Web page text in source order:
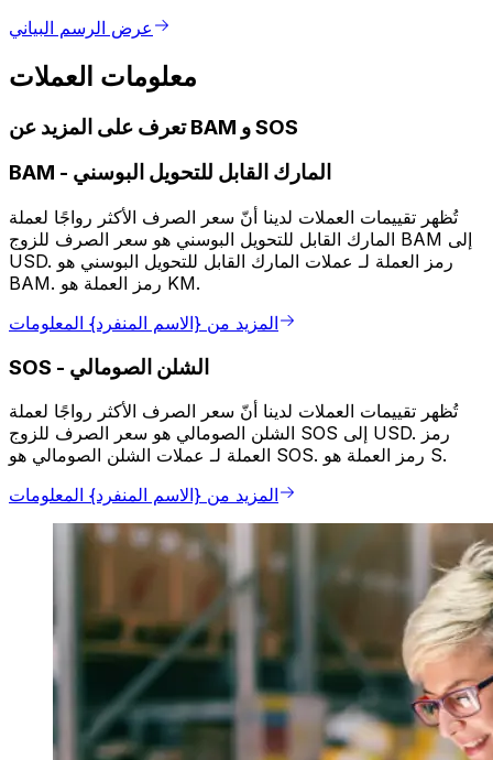
عرض الرسم البياني
معلومات العملات
تعرف على المزيد عن BAM و SOS
BAM - المارك القابل للتحويل البوسني
تُظهر تقييمات العملات لدينا أنّ سعر الصرف الأكثر رواجًا لعملة
المارك القابل للتحويل البوسني هو سعر الصرف للزوج BAM إلى
USD. رمز العملة لـ عملات المارك القابل للتحويل البوسني هو
BAM. رمز العملة هو KM.
المزيد من {الاسم المنفرد} المعلومات
SOS - الشلن الصومالي
تُظهر تقييمات العملات لدينا أنّ سعر الصرف الأكثر رواجًا لعملة
الشلن الصومالي هو سعر الصرف للزوج SOS إلى USD. رمز
العملة لـ عملات الشلن الصومالي هو SOS. رمز العملة هو S.
المزيد من {الاسم المنفرد} المعلومات